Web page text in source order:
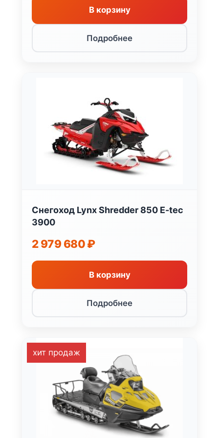
166
В корзину
Подробнее
Снегоход Lynx Shredder 850 E-tec
3900
2 979 680₽
В корзину
Подробнее
хит продаж